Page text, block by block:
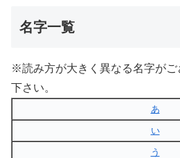
名字一覧
※読み方が大きく異なる名字が
下さい。
あ
い
う